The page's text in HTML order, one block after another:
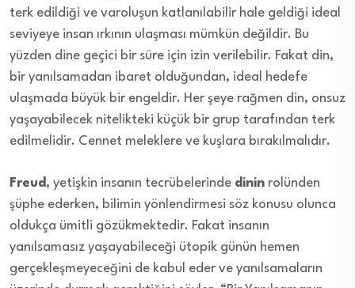
terk edildiği ve varoluşun katlanılabilir hale geldiği ideal
seviyeye insan ırkının ulaşması mümkün değildir. Bu
yüzden dine geçici bir süre için izin verilebilir. Fakat din,
bir yanılsamadan ibaret olduğundan, ideal hedefe
ulaşmada büyük bir engeldir. Her şeye rağmen din, onsuz
yaşayabilecek nitelikteki küçük bir grup tarafından terk
edilmelidir. Cennet meleklere ve kuşlara bırakılmalıdır.
Freud , yetişkin insanın tecrübelerinde dinin rolünden
şüphe ederken, bilimin yönlendirmesi söz konusu olunca
oldukça ümitli gözükmektedir. Fakat insanın
yanılsamasız yaşayabileceği ütopik günün hemen
gerçekleşmeyeceğini de kabul eder ve yanılsamaların